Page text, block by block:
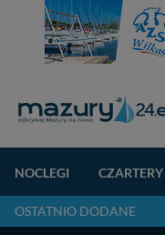
NOCLEGI CZARTERY
OSTATNIO DODANE